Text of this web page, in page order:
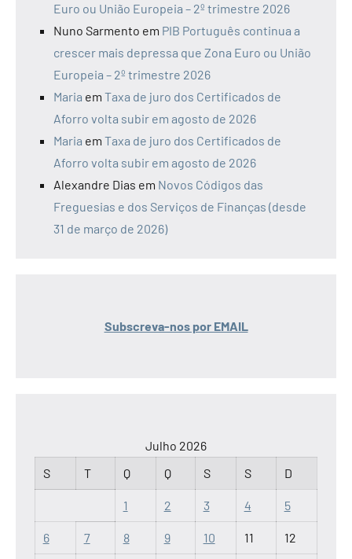
Euro ou União Europeia – 2º trimestre 2026
Nuno Sarmento em PIB Português continua a
crescer mais depressa que Zona Euro ou União
Europeia – 2º trimestre 2026
Maria em Taxa de juro dos Certificados de
Aforro volta subir em agosto de 2026
Maria em Taxa de juro dos Certificados de
Aforro volta subir em agosto de 2026
Alexandre Dias em Novos Códigos das
Freguesias e dos Serviços de Finanças (desde
31 de março de 2026)
Subscreva-nos por EMAIL
Julho 2026
S
T Q Q S S D
1 2 3 4 5
6 7 8 9 10 11 12